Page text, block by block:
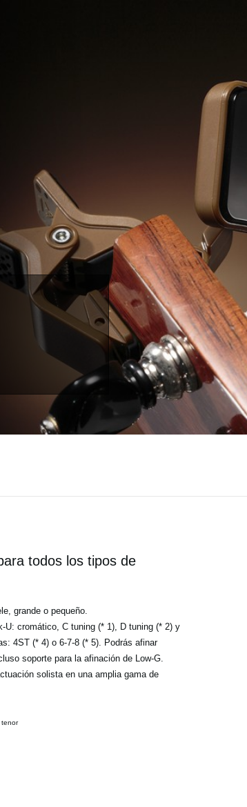
todos los tipos de
grande o pequeño.
U: cromático, C tuning (* 1), D tuning (* 2) y
4ST (* 4) o 6-7-8 (* 5). Podrás afinar
soporte para la afinación de Low-G.
solista en una amplia gama de